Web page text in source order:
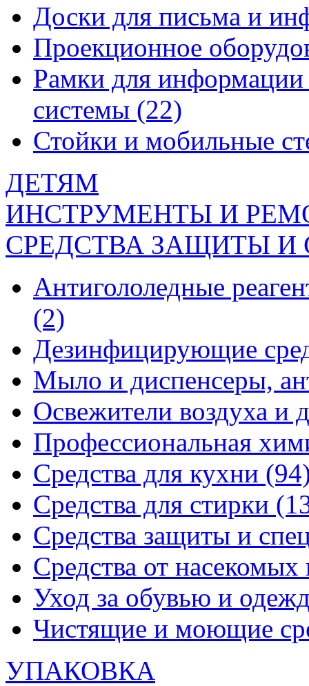
Доски для письма и
Проекционное
Рамки для
системы (22)
Стойки и мобильные
ДЕТЯМ
ИНСТРУМЕНТЫ И
СРЕДСТВА ЗАЩИТЫ
Антигололедные
(2)
Дезинфицирующие
Мыло и диспенсеры,
Освежители воздуха и
Профессиональная
Средства для кухни
Средства для стирки
Средства защиты и
Средства от
Уход за обувью и
Чистящие и моющие
УПАКОВКА